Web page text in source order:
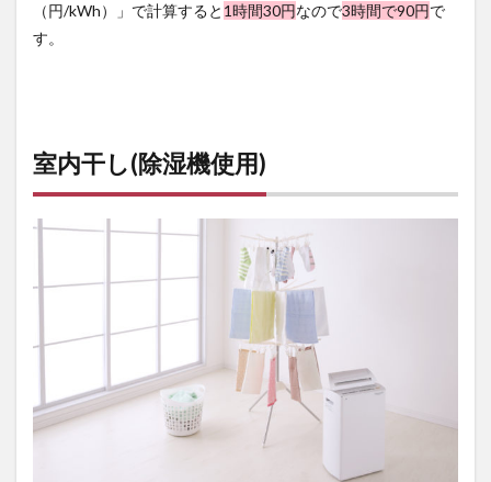
（円/kWh）」で計算すると 1時間30円なので3時間で90円で
す。
室内干し(除湿機使用)